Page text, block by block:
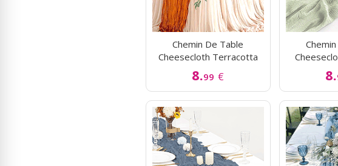
Chemin De Table
Cheesecloth Terracotta
8.99 € 8.